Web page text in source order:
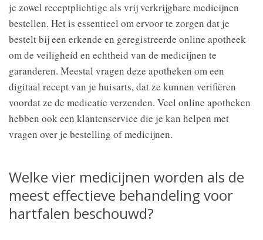
je zowel receptplichtige als vrij verkrijgbare medicijnen
bestellen. Het is essentieel om ervoor te zorgen dat je
bestelt bij een erkende en geregistreerde online apotheek
om de veiligheid en echtheid van de medicijnen te
garanderen. Meestal vragen deze apotheken om een
digitaal recept van je huisarts, dat ze kunnen verifiëren
voordat ze de medicatie verzenden. Veel online apotheken
hebben ook een klantenservice die je kan helpen met
vragen over je bestelling of medicijnen.
Welke vier medicijnen worden als de
meest effectieve behandeling voor
hartfalen beschouwd?